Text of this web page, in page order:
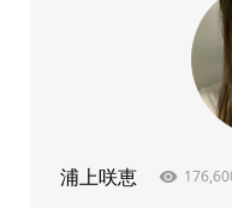
浦上咲恵